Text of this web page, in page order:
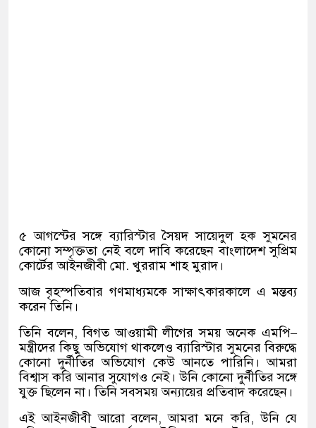
৫ আগস্টের সঙ্গে ব্যারিস্টার সৈয়দ সায়েদুল হক সুমনের
কোনো সম্পৃক্ততা নেই বলে দাবি করেছেন বাংলাদেশ সুপ্রিম
কোর্টের আইনজীবী মো. খুররাম শাহ মুরাদ।
আজ বৃহস্পতিবার গণমাধ্যমকে সাক্ষাৎকারকালে এ মন্তব্য
করেন তিনি।
তিনি বলেন,বিগত আওয়ামী লীগের সময় অনেক এমপি–
মন্ত্রীদের কিছু অভিযোগ থাকলেও ব্যারিস্টার সুমনের বিরুদ্ধে
কোনো দুর্নীতির অভিযোগ কেউ আনতে পারিনি। আমরা
বিশ্বাস করি আনার সুযোগও নেই। উনি কোনো দুর্নীতির সঙ্গে
যুক্ত ছিলেন না। তিনি সবসময় অন্যায়ের প্রতিবাদ করেছেন।
এই আইনজীবী আরো বলেন,আমরা মনে করি,উনি যে